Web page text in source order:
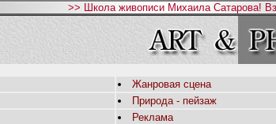
>> Школа живописи Михаила Сатарова!
Жанровая сцена
Природа - пейзаж
Реклама